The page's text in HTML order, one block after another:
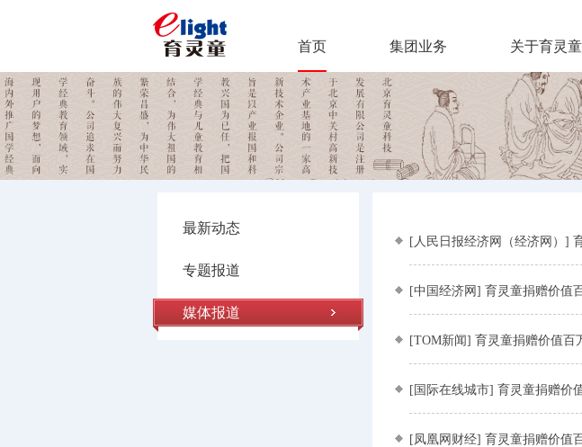
首页 集团业务 关于育灵童
最新动态
专题报道
媒体报道
[人民日报经济网（经济网）]
[中国经济网] 育灵童捐赠价值
[TOM新闻] 育灵童捐赠价值百
[国际在线城市] 育灵童捐赠价
[凤凰网财经] 育灵童捐赠价值